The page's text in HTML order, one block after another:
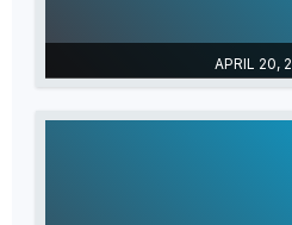
APRIL 20,